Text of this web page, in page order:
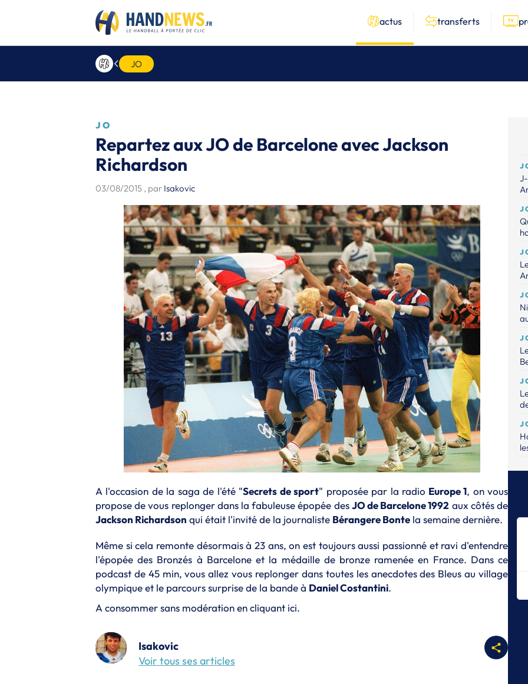
actus transferts
JO
JO
Repartez aux JO de Barcelone avec Jackson
Richardson
03/08/2015 , par Isakovic
A l'occasion de la saga de l'été "Secrets de sport" proposée par la radio Europe 1, on vous
propose de vous replonger dans la fabuleuse épopée desJO de Barcelone 1992 aux côtés de
Jackson Richardson qui était l'invité de la journaliste Bérangere Bonte la semaine dernière.
Même si cela remonte désormais à 23 ans, on est toujours aussi passionné et ravi d'entendre
l'épopée des Bronzés à Barcelone et la médaille de bronze ramenée en France. Dans ce
podcast de 45 min, vous allez vous replonger dans toutes les anecdotes des Bleus au village
olympique et le parcours surprise de la bande à Daniel Costantini.
A consommer sans modération en cliquant ici.
Isakovic
Voir tous ses articles